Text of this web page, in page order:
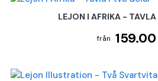
LEJON I AFRIKA - TAVLA